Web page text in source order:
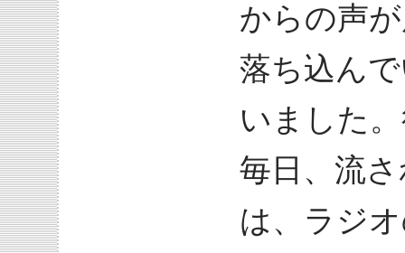
からの声
落ち込ん
いました
毎日、流
は、ラジ